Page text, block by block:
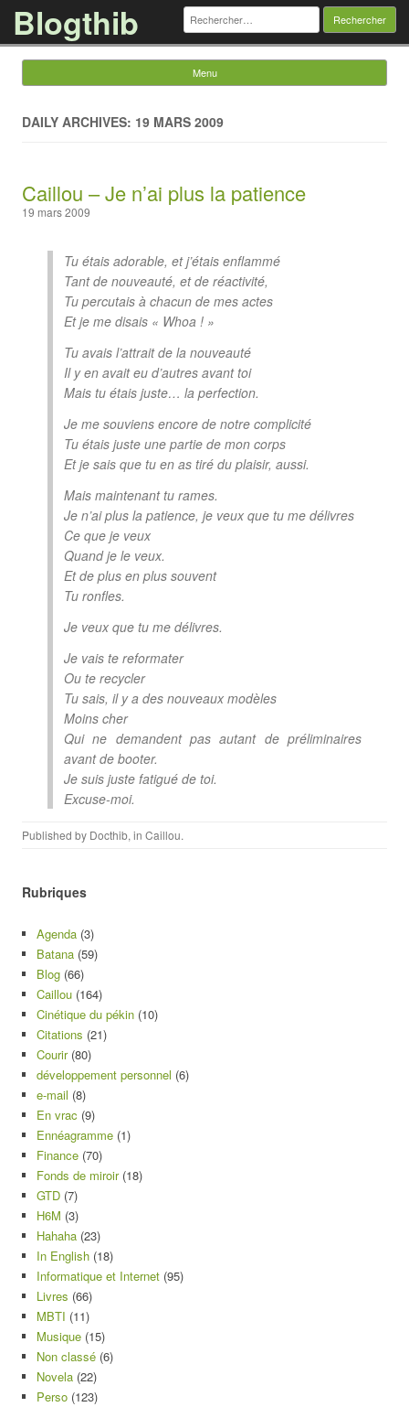
Blogthib Rechercher :
Menu
DAILY ARCHIVES: 19 MARS 2009
Caillou – Je n’ai plus la patience
19 mars 2009
Tu étais adorable, et j’étais enflammé
Tant de nouveauté, et de réactivité,
Tu percutais à chacun de mes actes
Et je me disais « Whoa ! »
Tu avais l’attrait de la nouveauté
Il y en avait eu d’autres avant toi
Mais tu étais juste… la perfection.
Je me souviens encore de notre complicité
Tu étais juste une partie de mon corps
Et je sais que tu en as tiré du plaisir, aussi.
Mais maintenant tu rames.
Je n’ai plus la patience, je veux que tu me délivres
Ce que je veux
Quand je le veux.
Et de plus en plus souvent
Tu ronfles.
Je veux que tu me délivres.
Je vais te reformater
Ou te recycler
Tu sais, il y a des nouveaux modèles
Moins cher
Qui ne demandent pas autant de préliminaires
avant de booter.
Je suis juste fatigué de toi.
Excuse-moi.
Published by Docthib, in Caillou.
Rubriques
Agenda (3)
Batana (59)
Blog (66)
Caillou (164)
Cinétique du pékin (10)
Citations (21)
Courir(80)
développement personnel (6)
e-mail (8)
En vrac (9)
Ennéagramme (1)
Finance (70)
Fonds de miroir(18)
GTD (7)
H6M (3)
Hahaha (23)
In English (18)
Informatique et Internet (95)
Livres (66)
MBTI (11)
Musique (15)
Non classé (6)
Novela (22)
Perso (123)